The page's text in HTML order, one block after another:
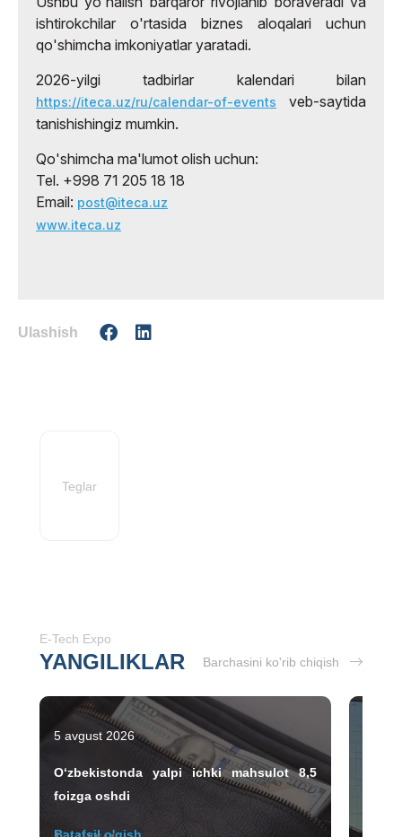
ishtirokchilar o'rtasida biznes aloqalari uchun
qo'shimcha imkoniyatlar yaratadi.
2026-yilgi tadbirlar kalendari bilan
https://iteca.uz/ru/calendar-of-events
veb-saytida
tanishishingiz mumkin.
Qo'shimcha ma'lumot olish uchun:
Теl. +998 71 205 18 18
Email: post@iteca.uz
www.iteca.uz
Ulashish
Teglar
E-Tech Expo
YANGILIKLAR Barchasini ko'rib chiqish
5 avgust 2026
O‘zbekistonda yalpi ichki mahsulot 8,5
foizga oshdi